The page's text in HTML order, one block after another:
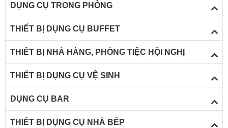
DỤNG CỤ TRONG PHÒNG
THIẾT BỊ DỤNG CỤ BUFFET
THIẾT BỊ NHÀ HÀNG, PHÒNG TIỆC HỘI NGHỊ
THIẾT BỊ DỤNG CỤ VỆ SINH
DỤNG CỤ BAR
THIẾT BỊ DỤNG CỤ NHÀ BẾP